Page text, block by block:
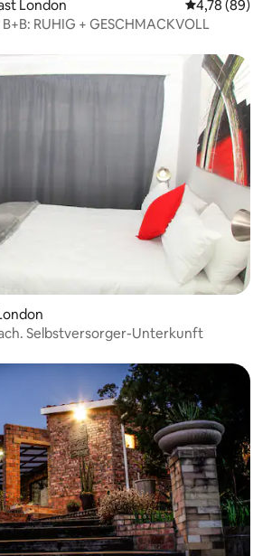
London
4,78 (89)
RUHIG + GESCHMACKVOLL
Selbstversorger-Unterkunft